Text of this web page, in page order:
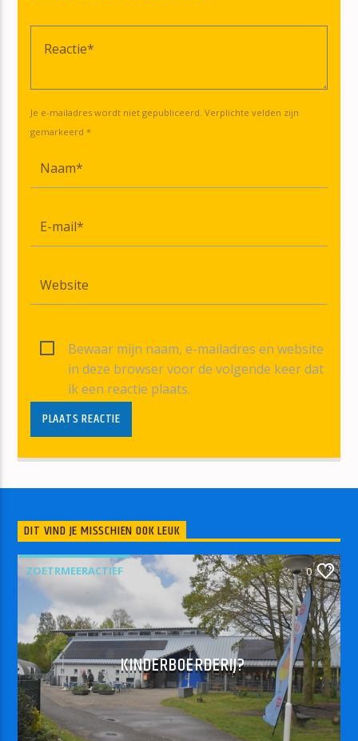
Je e-mailadres wordt niet gepubliceerd. Verplichte velden zijn
gemarkeerd *
Bewaar mijn naam, e-mailadres en website
in deze browser voor de volgende keer dat
ik een reactie plaats.
DIT VIND JE MISSCHIEN OOK LEUK
ZOETRMEERACTIEF 0
KINDERBOERDERIJ?